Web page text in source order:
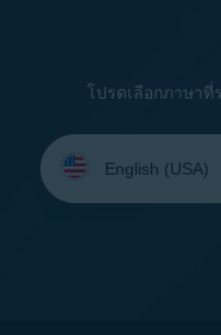
โปรดเลือกภาษาที่
your